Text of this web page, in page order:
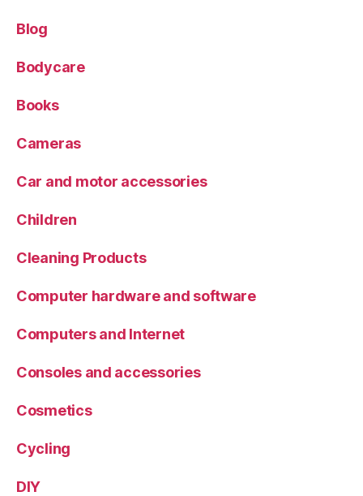
Blog
Bodycare
Books
Cameras
Car and motor accessories
Children
Cleaning Products
Computer hardware and software
Computers and Internet
Consoles and accessories
Cosmetics
Cycling
DIY